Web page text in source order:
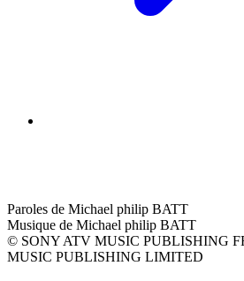
Paroles de Michael philip BATT
Musique de Michael philip BATT
© SONY ATV MUSIC PUBLISHING
MUSIC PUBLISHING LIMITED